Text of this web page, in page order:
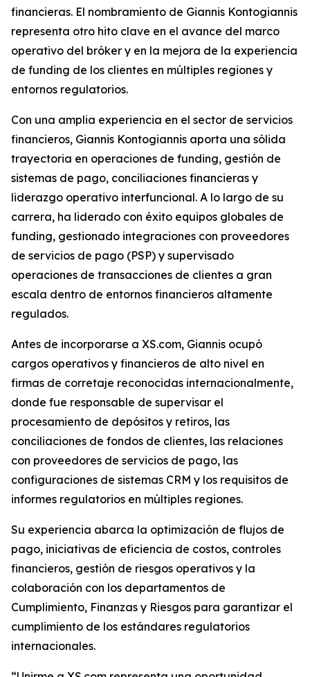
financieras. El nombramiento de Giannis Kontogiannis
representa otro hito clave en el avance del marco
operativo del bróker y en la mejora de la experiencia
de funding de los clientes en múltiples regiones y
entornos regulatorios.
Con una amplia experiencia en el sector de servicios
financieros, Giannis Kontogiannis aporta una sólida
trayectoria en operaciones de funding, gestión de
sistemas de pago, conciliaciones financieras y
liderazgo operativo interfuncional. A lo largo de su
carrera, ha liderado con éxito equipos globales de
funding, gestionado integraciones con proveedores
de servicios de pago (PSP) y supervisado
operaciones de transacciones de clientes a gran
escala dentro de entornos financieros altamente
regulados.
Antes de incorporarse a XS.com, Giannis ocupó
cargos operativos y financieros de alto nivel en
firmas de corretaje reconocidas internacionalmente,
donde fue responsable de supervisar el
procesamiento de depósitos y retiros, las
conciliaciones de fondos de clientes, las relaciones
con proveedores de servicios de pago, las
configuraciones de sistemas CRM y los requisitos de
informes regulatorios en múltiples regiones.
Su experiencia abarca la optimización de flujos de
pago, iniciativas de eficiencia de costos, controles
financieros, gestión de riesgos operativos y la
colaboración con los departamentos de
Cumplimiento, Finanzas y Riesgos para garantizar el
cumplimiento de los estándares regulatorios
internacionales.